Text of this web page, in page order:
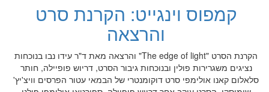
קמפוס וינגייט: הקרנת סרט
והרצאה
הקרנת הסרט "The edge of light" והרצאה מאת ד"ר עידו נבו בנוכחות
נציגים משגרירות פולין ובנוכחות גיבור הסרט, דריוש פופיילה, חותר
סלאלום קאנו אולימפי סרט דוקומנטרי של הבמאי עטור הפרסים וויצ'יץ'